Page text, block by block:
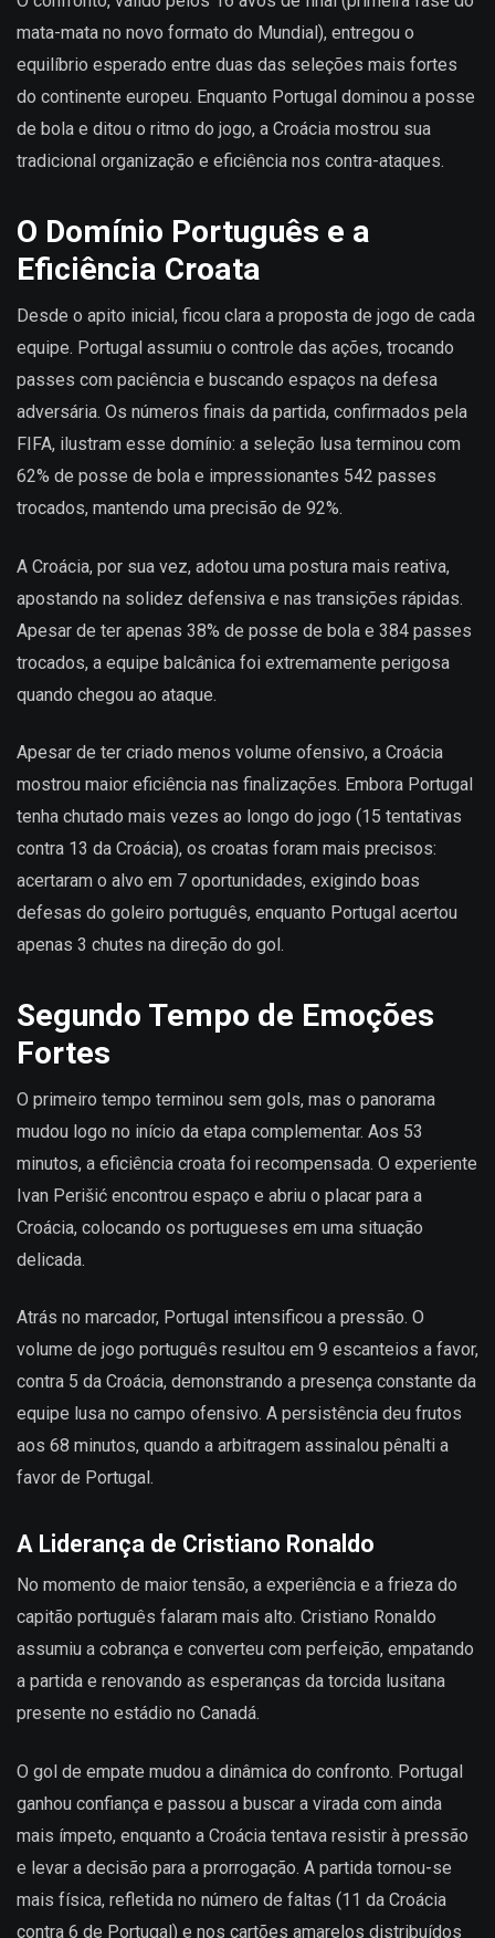
mata-mata no novo formato do Mundial), entregou o
equilíbrio esperado entre duas das seleções mais fortes
do continente europeu. Enquanto Portugal dominou a posse
de bola e ditou o ritmo do jogo, a Croácia mostrou sua
tradicional organização e eficiência nos contra-ataques.
O Domínio Português e a
Eficiência Croata
Desde o apito inicial, ficou clara a proposta de jogo de cada
equipe. Portugal assumiu o controle das ações, trocando
passes com paciência e buscando espaços na defesa
adversária. Os números finais da partida, confirmados pela
FIFA, ilustram esse domínio: a seleção lusa terminou com
62% de posse de bola e impressionantes 542 passes
trocados, mantendo uma precisão de 92%.
A Croácia, por sua vez, adotou uma postura mais reativa,
apostando na solidez defensiva e nas transições rápidas.
Apesar de ter apenas 38% de posse de bola e 384 passes
trocados, a equipe balcânica foi extremamente perigosa
quando chegou ao ataque.
Apesar de ter criado menos volume ofensivo, a Croácia
mostrou maior eficiência nas finalizações. Embora Portugal
tenha chutado mais vezes ao longo do jogo (15 tentativas
contra 13 da Croácia), os croatas foram mais precisos:
acertaram o alvo em 7 oportunidades, exigindo boas
defesas do goleiro português, enquanto Portugal acertou
apenas 3 chutes na direção do gol.
Segundo Tempo de Emoções
Fortes
O primeiro tempo terminou sem gols, mas o panorama
mudou logo no início da etapa complementar. Aos 53
minutos, a eficiência croata foi recompensada. O experiente
Ivan Perišić encontrou espaço e abriu o placar para a
Croácia, colocando os portugueses em uma situação
delicada.
Atrás no marcador, Portugal intensificou a pressão. O
volume de jogo português resultou em 9 escanteios a favor,
contra 5 da Croácia, demonstrando a presença constante da
equipe lusa no campo ofensivo. A persistência deu frutos
aos 68 minutos, quando a arbitragem assinalou pênalti a
favor de Portugal.
A Liderança de Cristiano Ronaldo
No momento de maior tensão, a experiência e a frieza do
capitão português falaram mais alto. Cristiano Ronaldo
assumiu a cobrança e converteu com perfeição, empatando
a partida e renovando as esperanças da torcida lusitana
presente no estádio no Canadá.
O gol de empate mudou a dinâmica do confronto. Portugal
ganhou confiança e passou a buscar a virada com ainda
mais ímpeto, enquanto a Croácia tentava resistir à pressão
e levar a decisão para a prorrogação. A partida tornou-se
mais física, refletida no número de faltas (11 da Croácia
contra 6 de Portugal) e nos cartões amarelos distribuídos